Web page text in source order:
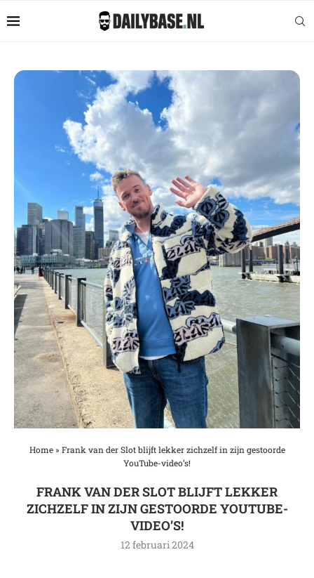
Home» Frank van der Slot blijft lekker zichzelf in zijn gestoorde
YouTube-video’s!
FRANK VAN DER SLOT BLIJFT LEKKER
ZICHZELF IN ZIJN GESTOORDE YOUTUBE-
VIDEO’S!
12 februari 2024